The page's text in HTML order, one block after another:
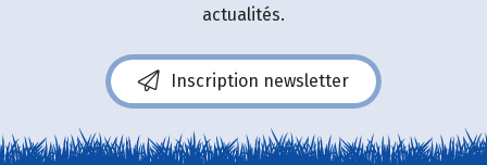
actualités.
Inscription newsletter